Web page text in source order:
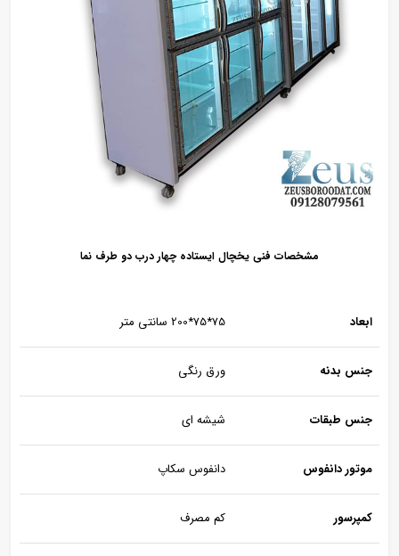
مشخصات فنی یخچال ایستاده چهار درب دو طرف نما
ابعاد 75*75*200 سانتی متر
جنس بدنه ورق رنگی
جنس طبقات شیشه ای
موتور دانفوس دانفوس سکاپ
کمپرسور کم مصرف